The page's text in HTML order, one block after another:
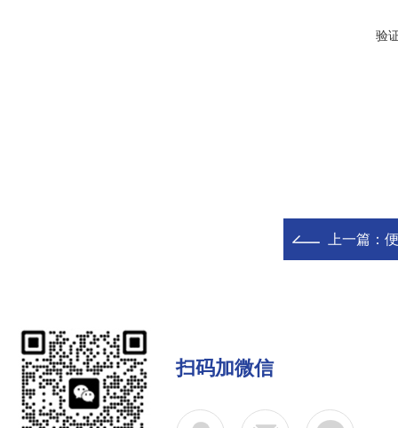
验
上一篇：
扫码加微信